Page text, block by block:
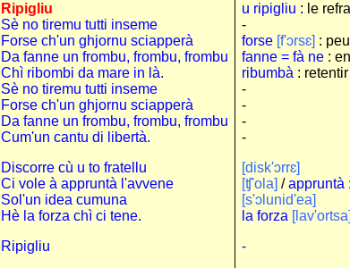
Ripigliu
Sè no tiremu tutti inseme
Forse ch'un ghjornu sciapperà
Da fanne un frombu, frombu, frombu
Chì ribombi da mare in là.
Sè no tiremu tutti inseme
Forse ch'un ghjornu sciapperà
Da fanne un frombu, frombu, frombu
Cum'un cantu di libertà.
Discorre cù u to fratellu
Ci vole à appruntà l'avvene
Sol'un idea cumuna
Hè la forza chì ci tene.
Ripigliu
u ripigliu : le
-
forse [f'ɔrsɛ] :
fanne = fà ne:
ribumbà :
-
-
-
-
[disk'ɔrrɛ]
[ʧ'ola] /appruntà
[s'ɔlunid'ea]
la forza [lav'ortsa]
-